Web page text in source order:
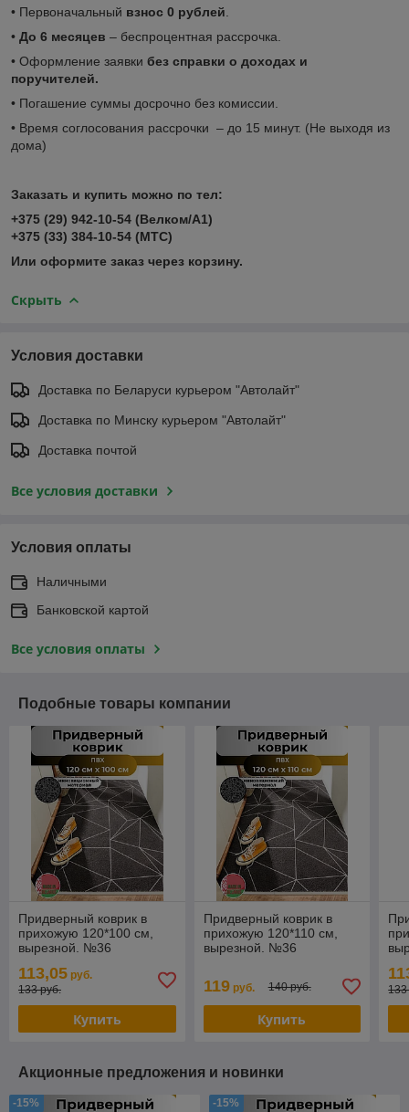
• Первоначальный взнос 0 рублей
• До 6 месяцев – беспроцентная рассрочка.
• Оформление заявки без справки о доходах и
поручителей.
• Погашение суммы досрочно без комиссии.
• Время соглосования рассрочки – до 15 минут. (Не выходя из
дома)
Заказать и купить можно по тел:
+375 (29) 942-10-54 (Велком/А1)
+375 (33) 384-10-54 (МТС)
Или оформите заказ через корзину.
Скрыть
Условия доставки
Доставка по Беларуси курьером "Автолайт"
Доставка по Минску курьером "Автолайт"
Доставка почтой
Все условия доставки
Условия оплаты
Наличными
Банковской картой
Все условия оплаты
Подобные товары компании
Придверный коврик в
прихожую 120*100 см,
вырезной. №36
113,05 руб.
133 руб.
Купить
Придверный коврик в
прихожую 120*110 см,
вырезной. №36
119руб. 140 руб.
Купить
133
Акционные предложения и новинки
-15% -15%